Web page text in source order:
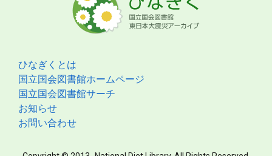
ひなぎくとは
国立国会図書館ホームページ
国立国会図書館サーチ
お知らせ
お問い合わせ